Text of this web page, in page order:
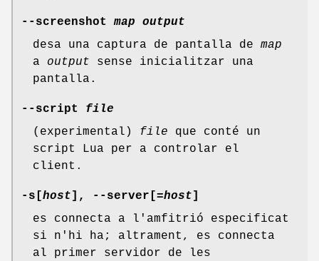
--screenshot map
output
desa una captura de pantalla de map
a output sense inicialitzar una
pantalla.
--script
file
(experimental) file que conté un
script Lua per a controlar el
client.
-s[ host ], --server[ =host
es connecta a l'amfitrió especificat
si n'hi ha; altrament, es connecta
al primer servidor de les